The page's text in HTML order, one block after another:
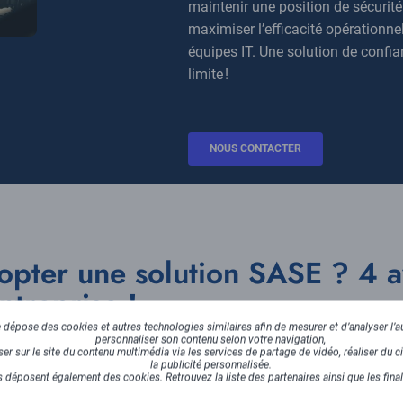
maintenir une position de
maximiser l’efficacité
équipes IT. Une solution de
limite !
BOUTON
NOUS CONTACTER
une solution SASE ? 4
!
plus de sécurité et d’agilitéau sein de votre réseau ? Chez
architecture SASE, vous passez un nouveau cap dans la
dépose des cookies et autres technologies similaires afin de mesurer et d’analyser
personnaliser son contenu selon votre navigation,
sur le site du contenu multimédia via les services de partage de vidéo, réaliser du
la publicité personnalisée.
déposent également des cookies. Retrouvez la liste des partenaires ainsi que les